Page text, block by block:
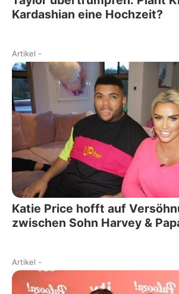
Kardashian eine Hochzeit?
Artikel -
Katie Price hofft auf
zwischen Sohn Harvey &
Artikel -